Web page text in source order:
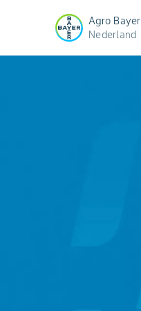
Agro Bayer
Nederland